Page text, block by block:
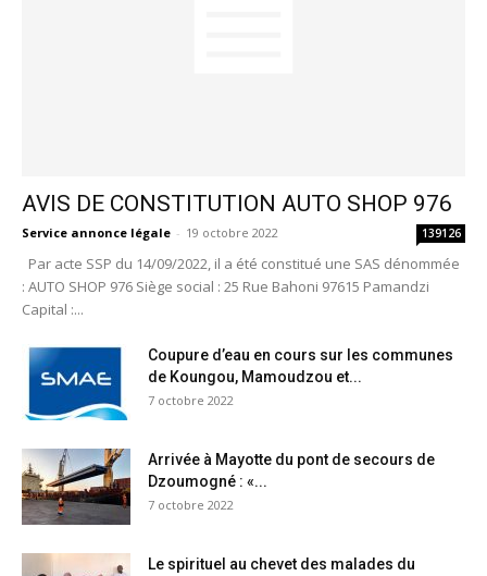
AVIS DE CONSTITUTION AUTO SHOP 976
Service annonce légale - 19 octobre 2022 139126
Par acte SSP du 14/09/2022, il a été constitué une SAS dénommée
: AUTO SHOP 976 Siège social : 25 Rue Bahoni 97615 Pamandzi
Capital :...
Coupure d’eau en cours sur les communes
de Koungou, Mamoudzou et...
7 octobre 2022
Arrivée à Mayotte du pont de secours de
Dzoumogné : «...
7 octobre 2022
Le spirituel au chevet des malades du